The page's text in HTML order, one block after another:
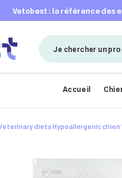
vetobest : la référence des
Accueil
diets Hypoallergenic chien